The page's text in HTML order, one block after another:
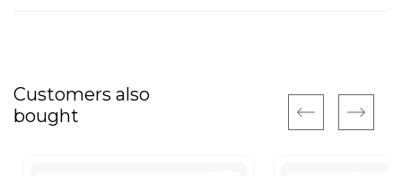
Customers also
bought